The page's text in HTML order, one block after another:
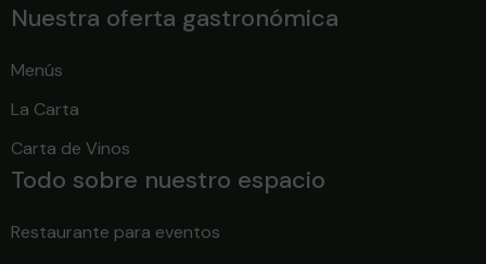
Nuestra oferta gastronómica
Menús
La Carta
Carta de Vinos
Todo sobre nuestro espacio
Restaurante para eventos